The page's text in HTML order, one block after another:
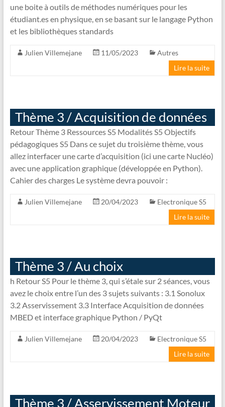
une boite à outils de méthodes numériques pour les
étudiant.es en physique, en se basant sur le langage Python
et les bibliothèques standards
Julien Villemejane 11/05/2023
Autres
Lire la suite
Thème 3 / Acquisition de données
Retour Thème 3 Ressources S5 Modalités S5 Objectifs
pédagogiques S5 Dans ce sujet du troisième thème, vous
allez interfacer une carte d’acquisition (ici une carte Nucléo)
avec une application graphique (développée en Python).
Cahier des charges Le système devra pouvoir :
Julien Villemejane 20/04/2023
Electronique S5
Lire la suite
Thème 3 / Au choix
h Retour S5 Pour le thème 3, qui s’étale sur 2 séances, vous
avez le choix entre l’un des 3 sujets suivants : 3.1 Sonolux
3.2 Asservissement 3.3 Interface Acquisition de données
MBED et interface graphique Python / PyQt
Julien Villemejane 20/04/2023
Electronique S5
Lire la suite
Thème 3 / Asservissement Moteur